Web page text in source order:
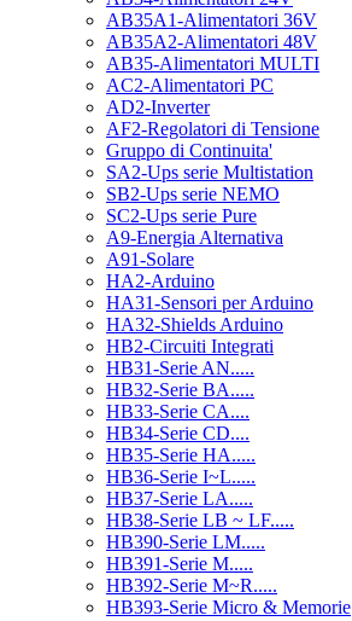
AB35A1-Alimentatori 36V
AB35A2-Alimentatori 48V
AB35-Alimentatori MULTI
AC2-Alimentatori PC
AD2-Inverter
AF2-Regolatori di Tensione
Gruppo di Continuita'
SA2-Ups serie Multistation
SB2-Ups serie NEMO
SC2-Ups serie Pure
A9-Energia Alternativa
A91-Solare
HA2-Arduino
HA31-Sensori per Arduino
HA32-Shields Arduino
HB2-Circuiti Integrati
HB31-Serie AN.....
HB32-Serie BA.....
HB33-Serie CA....
HB34-Serie CD....
HB35-Serie HA.....
HB36-Serie I~L.....
HB37-Serie LA.....
HB38-Serie LB ~ LF.....
HB390-Serie LM.....
HB391-Serie M.....
HB392-Serie M~R.....
HB393-Serie Micro & Memorie